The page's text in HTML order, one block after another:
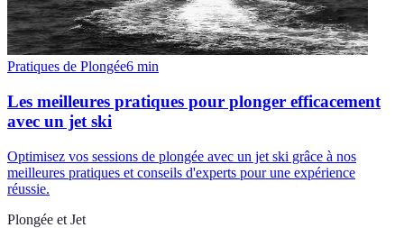
Pratiques de Plongée6 min
Les meilleures pratiques pour plonger efficacement
avec un jet ski
Optimisez vos sessions de plongée avec un jet ski grâce à nos
meilleures pratiques et conseils d'experts pour une expérience
réussie.
Plongée et Jet